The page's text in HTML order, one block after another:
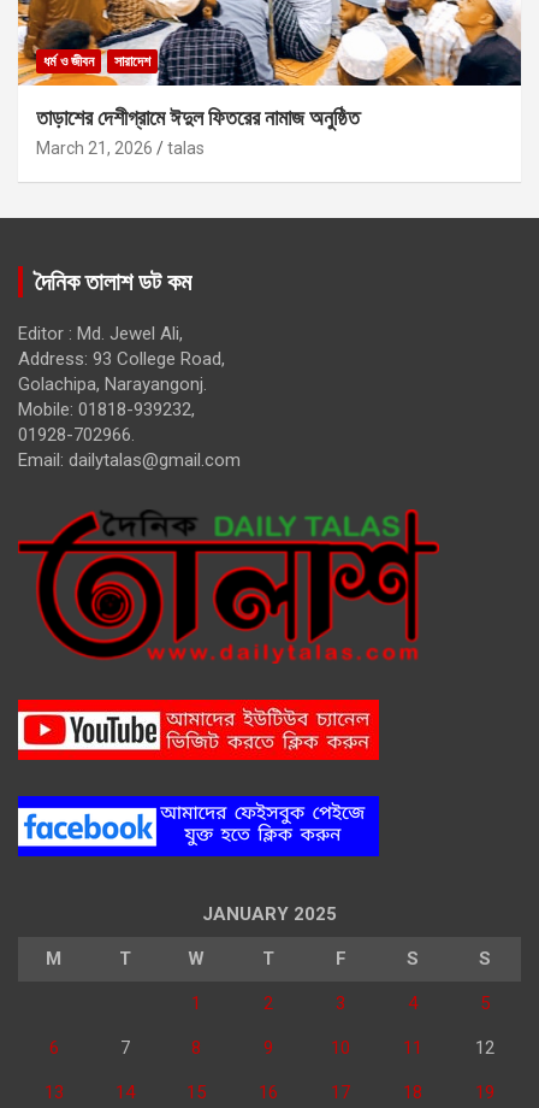
ধর্ম ও জীবন সারাদেশ
তাড়াশের দেশীগ্রামে ঈদুল ফিতরের নামাজ অনুষ্ঠিত
March 21, 2026 talas
দৈনিক তালাশ ডট কম
Editor : Md. Jewel Ali,
Address: 93 College Road,
Golachipa, Narayangonj.
Mobile: 01818-939232,
01928-702966.
Email: dailytalas@gmail.com
JANUARY 2025
M T W T F S S
1 2 3 4 5
6 7 8 9 10 11 12
13 14 15 16 17 18 19